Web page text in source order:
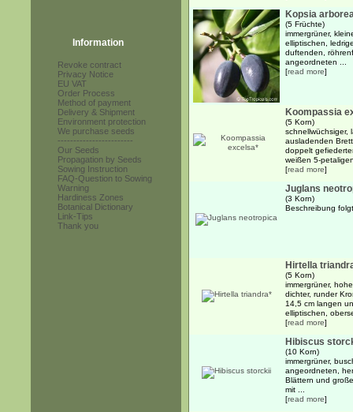
Information
Revoke contract
Privacy Notice
EU VAT
Order Process
Method of payment
Delivery & Shipment
Environment protection
We purchase seeds
------------------------
Our Seeds
Propagation by Seeds
Sowing Instruction
FAQ-Question to Sowing
Warning
Hardiness Zones
Botanical Dictionary
Link-Tips
Thank you
Kopsia
(5 Früchte)
immergrüner,
elliptischen,
duftenden,
angeordneten ...
[read more]
Koompassia
(5 Korn)
schnellwüchsiger,
ausladenden
doppelt
weißen 5-
[read more]
Juglans
(3 Korn)
Beschreibung
Hirtella
(5 Korn)
immergrüner,
dichter, runder
14,5 cm langen
elliptischen,
[read more]
Hibiscus
(10 Korn)
immergrüner,
angeordneten,
Blättern und
mit ...
[read more]